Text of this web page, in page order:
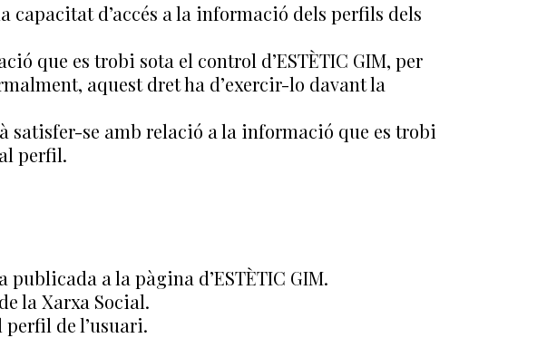
d’accés a la informació dels perfils dels
que es trobi sota el control d’ESTÈTIC GIM, per
aquest dret ha d’exercir-lo davant la
satisfer-se amb relació a la informació que es trobi
perfil.
a la pàgina d’ESTÈTIC GIM.
la Xarxa Social.
de l’usuari.